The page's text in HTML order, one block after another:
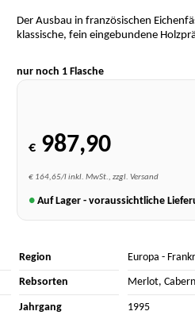
Der Ausbau in französischen
klassische, fein eingebundene
nur noch 1 Flasche
€987,90
€ 164,65/l inkl. MwSt., zzgl. Versand
●Auf Lager - voraussichtliche
Region Europa -
Rebsorten Merlot,
Jahrgang 1995